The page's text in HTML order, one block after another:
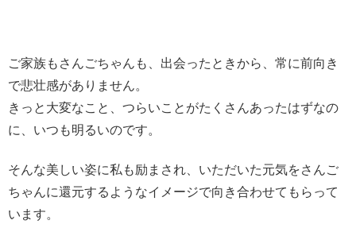
ご家族もさんごちゃんも、出会ったときから、常に前向き
で悲壮感がありません。
きっと大変なこと、つらいことがたくさんあったはずなの
に、いつも明るいのです。
そんな美しい姿に私も励まされ、いただいた元気をさんご
ちゃんに還元するようなイメージで向き合わせてもらって
います。